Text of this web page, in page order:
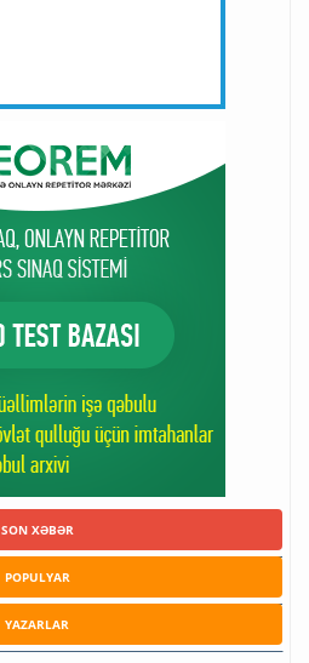
SON XƏBƏR
POPULYAR
YAZARLAR